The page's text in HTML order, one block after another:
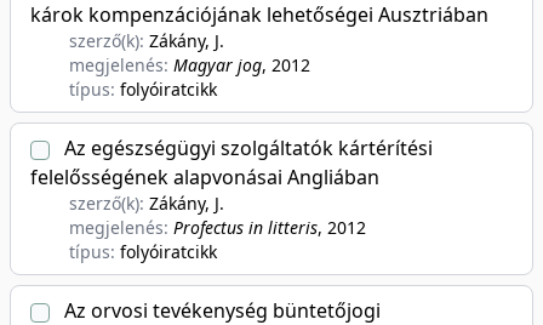
károk kompenzációjának lehetőségei Ausztriában
szerző(k): Zákány, J.
megjelenés: Magyar jog, 2012
típus: folyóiratcikk
Az egészségügyi szolgáltatók kártérítési
felelősségének alapvonásai Angliában
szerző(k): Zákány, J.
megjelenés: Profectus in litteris, 2012
típus: folyóiratcikk
Az orvosi tevékenység büntetőjogi